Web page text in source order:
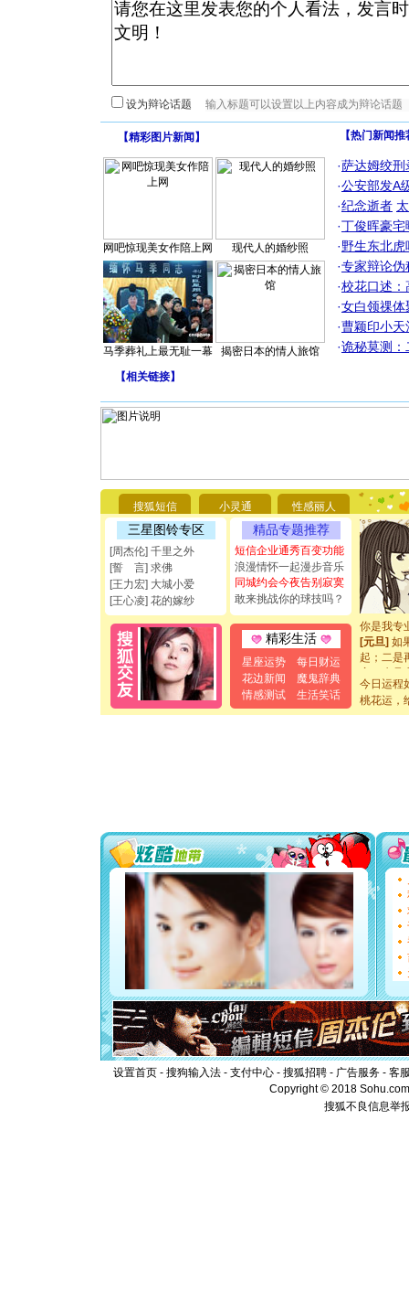
设为辩论话题
【精彩图片新闻 】
网吧惊现美女作陪上网 现代人的婚纱照
马季葬礼上最无耻一幕 揭密日本的情人旅馆
【热门新闻
·萨达姆绞刑
·公安部发A
·纪念逝者
·丁俊晖豪
·野生东北
·专家辩论伪
·校花口述：
·女白领祼体
·曹颖印小天
·诡秘莫测：
【相关链接】
搜狐短信 小灵通 性感丽人
三星图铃专区
[周杰伦] 千里之外
[誓 言] 求佛
[王力宏] 大城小爱
[王心凌] 花的嫁纱
精品专题推荐
短信企业通秀百变功能
浪漫情怀一起漫步音乐
同城约会今夜告别寂寞
敢来挑战你的球技吗？
精彩生活
星座运势
每日财运
花边新闻
魔鬼辞典
情感测试
生活笑话
你太多，
要平安！
[圣诞节]
能正大光
都要快乐
[圣诞节]
如意,快
[元旦]看
断电。爱
你是我专
[元旦]如
起；二是
离。水晶
[元旦]当
泣，这痛
卖了。水
你太多，
要平安
[圣诞节]
能正大
都要快乐
[圣诞节]
如意,快
[元旦]
看
断电。
你是我
[元旦]
起；二是
离。水晶
[元旦]当
泣，这痛
卖了。水
[春节]
颜！冬去
道一声平
今日运程
桃花运，
设置首页 - 搜狗输入法 - 支付中心 - 搜狐招聘 - 广告服务 - 客
Copyright © 2018
搜狐不良信息举